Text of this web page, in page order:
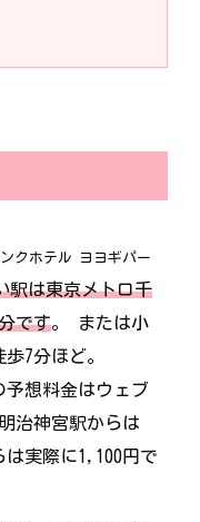
クホテル ヨヨギパー
駅は東京メトロ千
です。 または小
7分ほど。
予想料金はウェブ
治神宮駅からは
実際に1,100円で